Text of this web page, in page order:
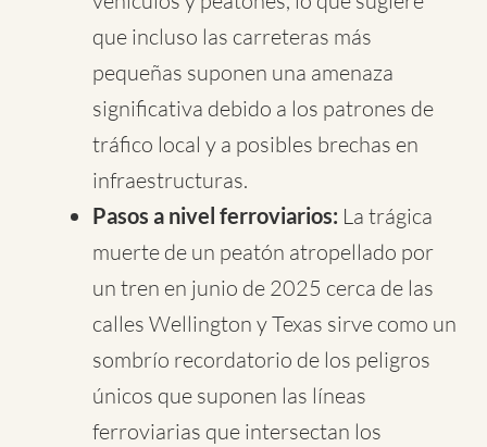
que incluso las carreteras más
pequeñas suponen una amenaza
significativa debido a los patrones de
tráfico local y a posibles brechas en
infraestructuras.
Pasos a nivel ferroviarios: La trágica
muerte de un peatón atropellado por
un tren en junio de 2025 cerca de las
calles Wellington y Texas sirve como un
sombrío recordatorio de los peligros
únicos que suponen las líneas
ferroviarias que intersectan los